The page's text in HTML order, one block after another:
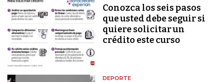
Conozca los seis pasos
que usted debe seguir si
quiere solicitar un
crédito este curso
DEPORTE